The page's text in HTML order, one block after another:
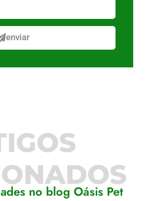
enviar
no blog Oásis Pet